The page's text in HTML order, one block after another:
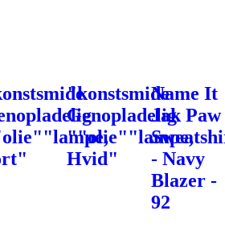
"konstsmide
Genopladelig
""olie""lampe,
Hvid"
Name It
Jak Paw
- Navy
Blazer -
92